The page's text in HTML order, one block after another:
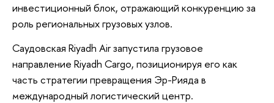
инвестиционный блок, отражающий конкуренцию за
роль региональных грузовых узлов.
Саудовская Riyadh Air запустила грузовое
направление Riyadh Cargo, позиционируя его как
часть стратегии превращения Эр-Рияда в
международный логистический центр.